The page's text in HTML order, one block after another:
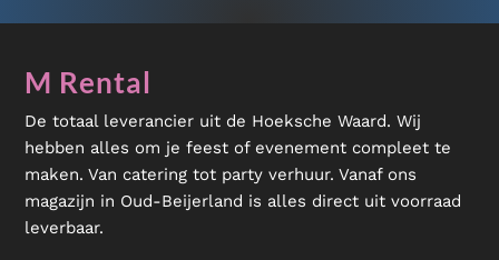
M Rental
De totaal leverancier uit de Hoeksche Waard. Wij
hebben alles om je feest of evenement compleet te
maken. Van catering tot party verhuur. Vanaf ons
magazijn in Oud-Beijerland is alles direct uit voorraad
leverbaar.